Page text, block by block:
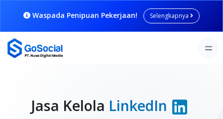
Waspada Penipuan Pekerjaan! Selengkapnya
Jasa Kelola LinkedIn